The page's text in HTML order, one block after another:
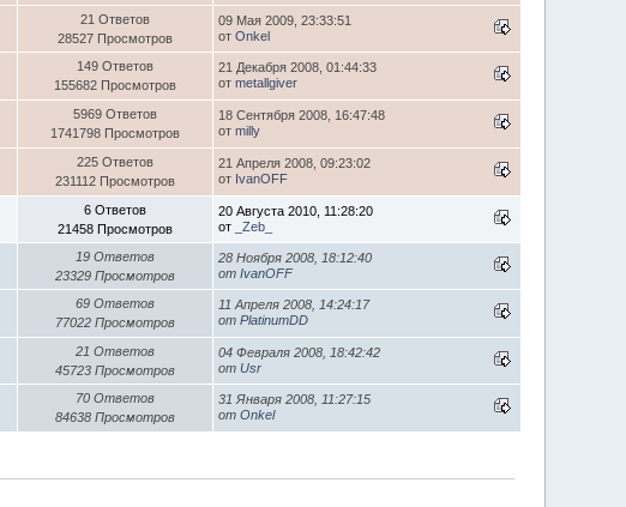
21 Ответов
28527 Просмотров
09 Мая 2009, 23:33:51
отOnkel
149 Ответов
155682 Просмотров
21 Декабря 2008, 01:44:33
отmetallgiver
5969 Ответов
1741798 Просмотров
18 Сентября 2008, 16:47:48
отmilly
225 Ответов
231112 Просмотров
21 Апреля 2008, 09:23:02
от IvanOFF
6 Ответов
21458 Просмотров
20 Августа 2010, 11:28:20
от
_Zeb_
19 Ответов
23329 Просмотров
28 Ноября 2008, 18:12:40
отIvanOFF
69 Ответов
77022 Просмотров
11 Апреля 2008, 14:24:17
отPlatinumDD
21 Ответов
45723 Просмотров
04 Февраля 2008, 18:42:42
отUsr
70 Ответов
84638 Просмотров
31 Января 2008, 11:27:15
отOnkel